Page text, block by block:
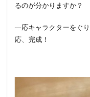
るのが分かりますか？
一応キャラクターをぐ
応、完成！